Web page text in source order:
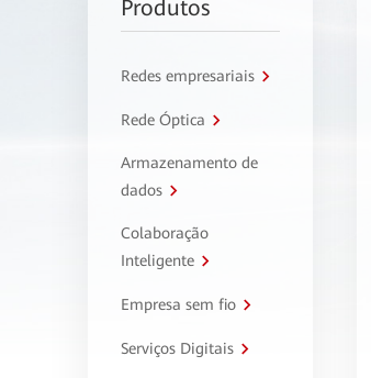
Produtos
Redes empresariais
Rede Óptica
Armazenamento de
dados
Colaboração
Inteligente
Empresa sem fio
Serviços Digitais